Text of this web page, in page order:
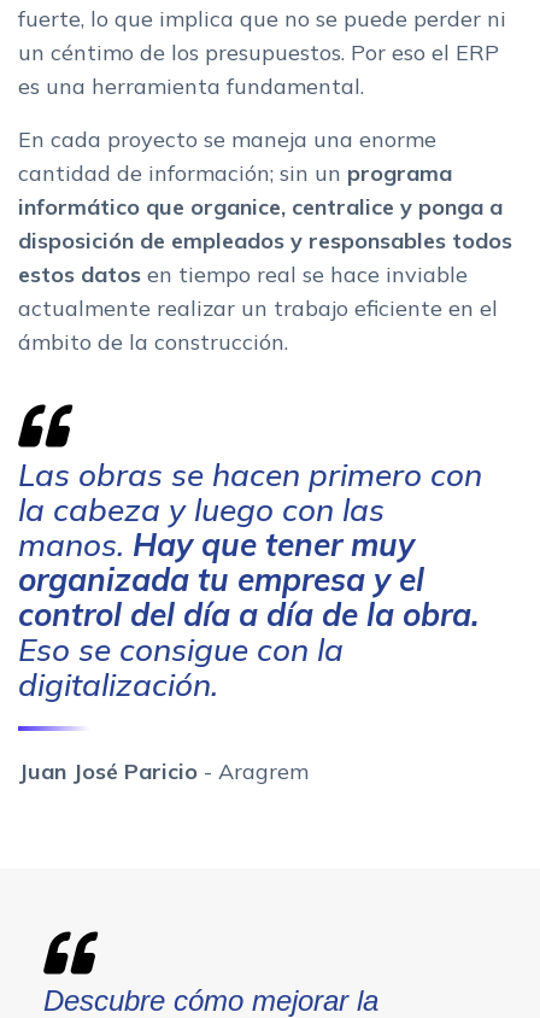
fuerte, lo que implica que no se puede perder ni
un céntimo de los presupuestos. Por eso el ERP
es una herramienta fundamental.
En cada proyecto se maneja una enorme
cantidad de información; sin un programa
informático que organice, centralice y ponga a
disposición de empleados y responsables todos
estos datos en tiempo real se hace inviable
actualmente realizar un trabajo eficiente en el
ámbito de la construcción.
Las obras se hacen primero con
la cabeza y luego con las
manos. Hay que tener muy
organizada tu empresa y el
control del día a día de la obra.
Eso se consigue con la
digitalización.
Juan José Paricio - Aragrem
Descubre cómo mejorar la